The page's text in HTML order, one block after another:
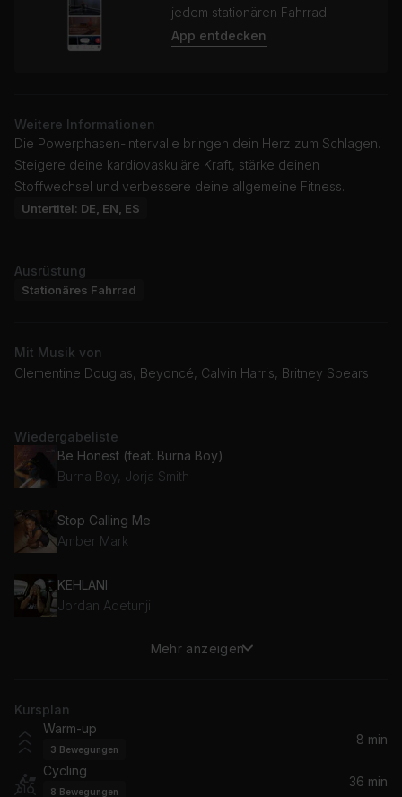
jedem stationären Fahrrad
App entdecken
Weitere Informationen
Die Powerphasen-Intervalle bringen dein Herz zum Schlagen.
Steigere deine kardiovaskuläre Kraft, stärke deinen
Stoffwechsel und verbessere deine allgemeine Fitness.
Untertitel: DE, EN, ES
Ausrüstung
Stationäres Fahrrad
Mit Musik von
Clementine Douglas, Beyoncé, Calvin Harris, Britney Spears
Wiedergabeliste
Be Honest (feat. Burna Boy)
Burna Boy, Jorja Smith
Stop Calling Me
Amber Mark
KEHLANI
Jordan Adetunji
I'm a Slave 4 U
Britney Spears
Jeans & Fitted
Mehr anzeigen
Kursplan
Warm-up
3 Bewegungen
8 min
Cycling
8 Bewegungen
36 min